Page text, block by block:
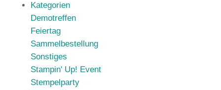
Kategorien
Demotreffen
Feiertag
Sammelbestellung
Sonstiges
Stampin' Up! Event
Stempelparty